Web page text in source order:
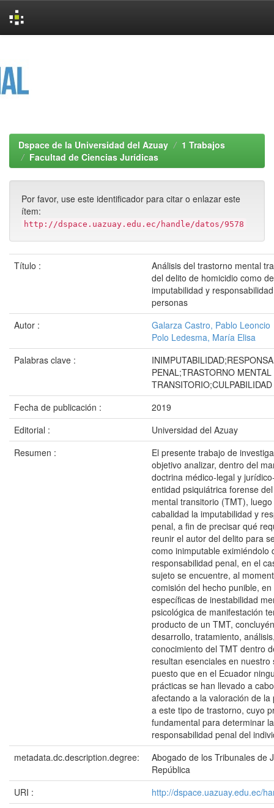
Dspace de la Universidad del Azuay
1 Trabajos
Facultad de Ciencias Jurídicas
Por favor, use este identificador para citar o enlazar este
ítem:
http://dspace.uazuay.edu.ec/handle/datos/9578
Título :
Análisis del trastorno mental
del delito de homicidio como
imputabilidad y
personas
Autor :
Galarza Castro, Pablo Leoncio
Polo Ledesma, María Elisa
Palabras clave :
PENAL;TRASTORNO MENTAL
TRANSITORIO;CULPABILIDAD
Fecha de publicación :
2019
Editorial :
Universidad del Azuay
Resumen :
El presente trabajo de
objetivo analizar, dentro del
doctrina médico-legal y
entidad psiquiátrica forense
mental transitorio (TMT),
cabalidad la imputabilidad y
penal, a fin de precisar qué
reunir el autor del delito para
como inimputable eximiéndolo
responsabilidad penal, en el
sujeto se encuentre, al
comisión del hecho punible,
específicas de inestabilidad
psicológica de manifestación
producto de un TMT,
desarrollo, tratamiento,
conocimiento del TMT dentro
resultan esenciales en nuestro
puesto que en el Ecuador
prácticas se han llevado a
afectando a la valoración de
a este tipo de trastorno, cuyo
fundamental para determinar
responsabilidad penal del
metadata.dc.description.degree:
Abogado de los Tribunales de
República
URI :
http://dspace.uazuay.edu.ec/